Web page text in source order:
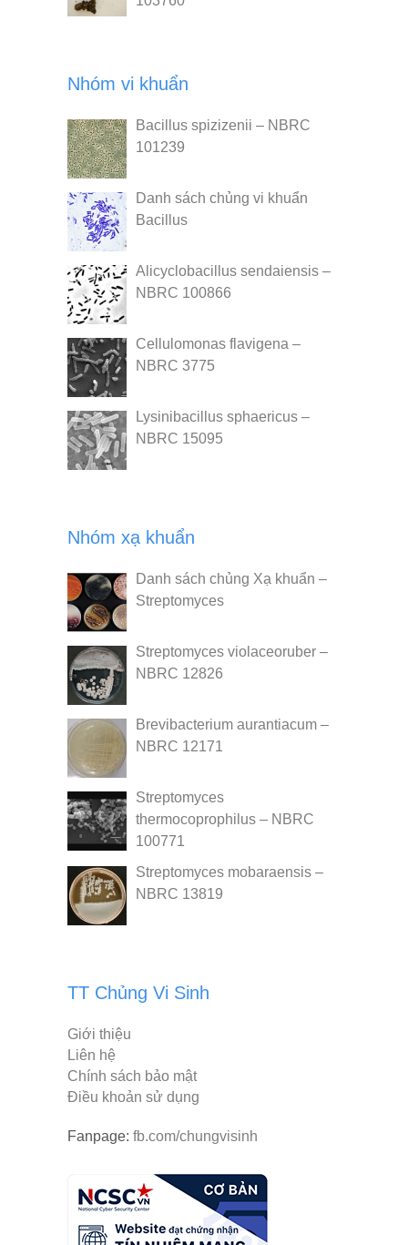
Nhóm vi khuẩn
Bacillus spizizenii – NBRC
101239
Danh sách chủng vi khuẩn
Bacillus
Alicyclobacillus sendaiensis –
NBRC 100866
Cellulomonas flavigena –
NBRC 3775
Lysinibacillus sphaericus –
NBRC 15095
Nhóm xạ khuẩn
Danh sách chủng Xạ khuẩn –
Streptomyces
Streptomyces violaceoruber –
NBRC 12826
Brevibacterium aurantiacum –
NBRC 12171
Streptomyces
thermocoprophilus – NBRC
100771
Streptomyces mobaraensis –
NBRC 13819
TT Chủng Vi Sinh
Giới thiệu
Liên hệ
Chính sách bảo mật
Điều khoản sử dụng
Fanpage: fb.com/chungvisinh